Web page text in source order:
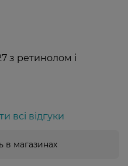
з ретинолом і
всі відгуки
в магазинах